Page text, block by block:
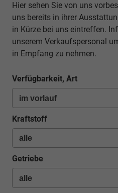
Hier sehen Sie von uns
uns bereits in ihrer
in Kürze bei uns eintreffen.
unserem Verkaufspersonal
in Empfang zu nehmen.
Verfügbarkeit, Art
Kraftstoff
Getriebe